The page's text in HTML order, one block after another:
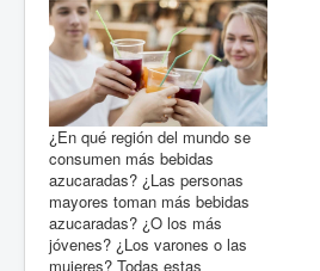
¿En qué región del mundo se
consumen más bebidas
azucaradas? ¿Las personas
mayores toman más bebidas
azucaradas? ¿O los más
jóvenes? ¿Los varones o las
mujeres? Todas estas